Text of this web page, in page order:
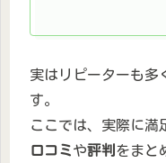
実はリピーターも多
す。
ここでは、実際に満
口コミや評判 をまと